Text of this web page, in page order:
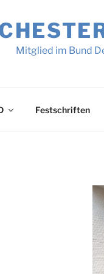
Mitglied im Bund
Festschriften